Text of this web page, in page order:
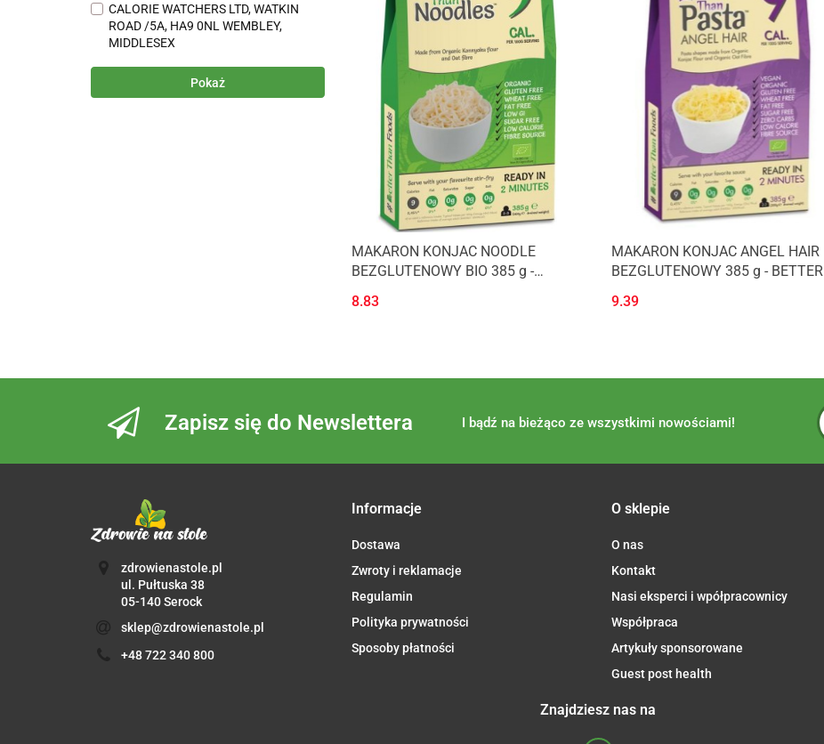
CALORIE WATCHERS LTD, WATKIN
ROAD /5A, HA9 0NL WEMBLEY,
MIDDLESEX
Pokaż
MAKARON KONJAC NOODLE
BEZGLUTENOWY BIO 385 g -
8.83
MAKARON KONJAC ANGEL HAIR
BEZGLUTENOWY 385 g - BETTER
9.39
Zapisz się do Newslettera I bądź na bieżąco ze wszystkimi nowościami!
zdrowienastole.pl
ul. Pułtuska 38
05-140 Serock
sklep@zdrowienastole.pl
+48 722 340 800
Informacje
Dostawa
Zwroty i reklamacje
Regulamin
Polityka prywatności
Sposoby płatności
O sklepie
O nas
Kontakt
Nasi eksperci i wpółpracownicy
Współpraca
Artykuły sponsorowane
Guest post health
Znajdziesz nas na